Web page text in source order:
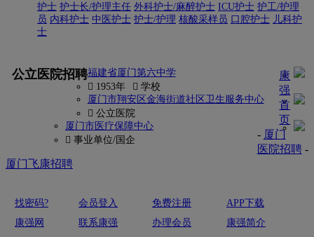
护士 护士长/护理主任 外科护士/麻醉护士 ICU护士 护工/护理
员 内科护士 中医护士 护士/护理 核酸采样员 口腔护士 儿科护
士
公立医院招聘福建省厦门第六中学
 1953年
 学校
厦门市翔安区金海街道社区卫生服务中心
 公立医院
厦门市医疗保障中心
 事业单位/国企
康
强
首
页
- 厦门
医院招聘-
厦门飞康招聘
找密码? 会员登入 免费注册
APP下载
康强网
联系康强 办理会员 康强简介